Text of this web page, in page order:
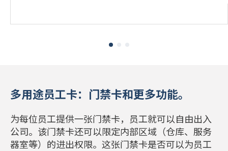
多用途员工卡：门禁卡和更多功能。
为每位员工提供一张门禁卡，员工就可以自由出入
公司。该门禁卡还可以限定内部区域（仓库、服务
器室等）的进出权限。这张门禁卡是否可以为员工